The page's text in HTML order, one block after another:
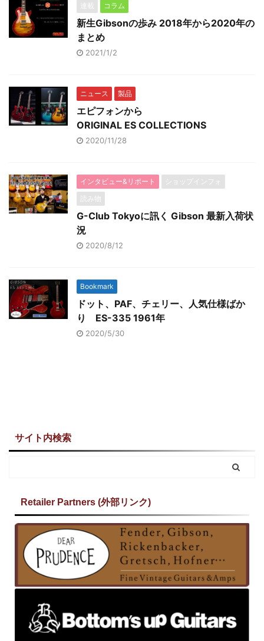
連載 コラム
新生Gibsonの歩み 2018年から2020年の
まとめ
2021/1/2
ニュース 製品
エピフォンから
ORIGINAL ES COLLECTIONS
2020/11/28
インタビュー&リポート
ショップインフォ
読み物
G-Club Tokyoに訊く Gibson 最新入荷状
況
2020/8/12
Bookmark
ドット、PAF、チェリー、人気仕様ばか
り ES-335 1961年
2020/5/30
サイト内検索
Retailer Partners (外部リンク)